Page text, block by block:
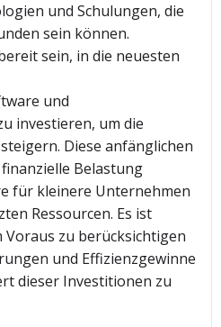
und Schulungen, die
sein können.
sein, in die neuesten
und
investieren, um die
Diese anfänglichen
Belastung
für kleinere Unternehmen
Ressourcen. Es ist
Voraus zu berücksichtigen
und Effizienzgewinne
dieser Investitionen zu